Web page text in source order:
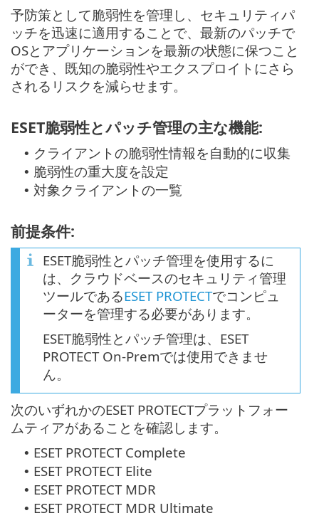
予防策として脆弱性を管理し、セキュリティパ
ッチを迅速に適用することで、最新のパッチで
OSとアプリケーションを最新の状態に保つこと
ができ、既知の脆弱性やエクスプロイトにさら
されるリスクを減らせます。
ESET脆弱性とパッチ管理の主な機能:
• クライアントの脆弱性情報を自動的に収集
• 脆弱性の重大度を設定
• 対象クライアントの一覧
前提条件:
ESET脆弱性とパッチ管理を使用するに
は、クラウドベースのセキュリティ管理
ツールであるESET PROTECTでコンピュ
ーターを管理する必要があります。
ESET脆弱性とパッチ管理は、ESET
PROTECT On-Premでは使用できませ
ん。
次のいずれかのESET PROTECTプラットフォー
ムティアがあることを確認します。
• ESET PROTECT Complete
• ESET PROTECT Elite
• ESET PROTECT MDR
• ESET PROTECT MDR Ultimate